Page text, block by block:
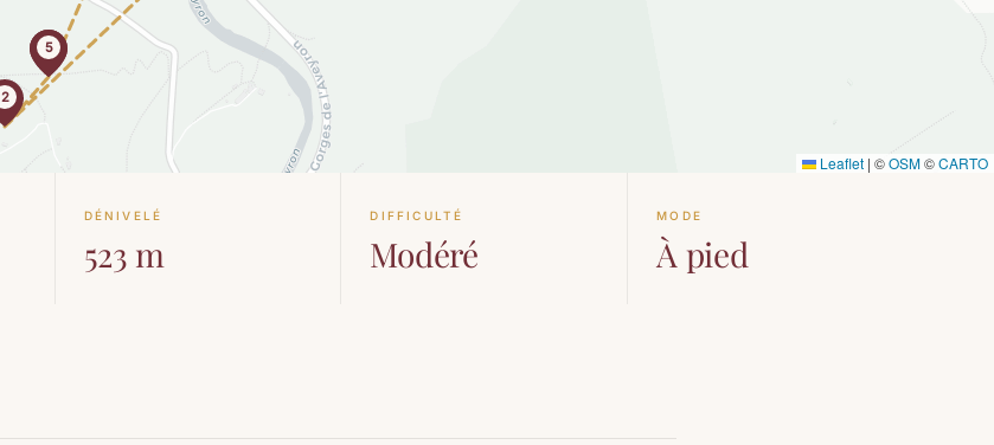
1
2
5
Leaflet | ©OSM©CARTO
DÉNIVELÉ
523 m
DIFFICULTÉ
Modéré
MODE
À pied